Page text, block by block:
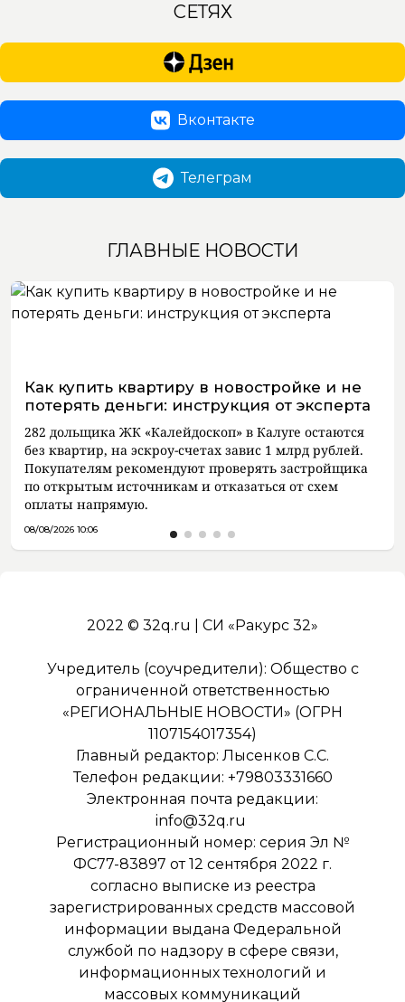
СЕТЯХ
Вконтакте
Телеграм
ГЛАВНЫЕ НОВОСТИ
Как купить квартиру в новостройке и не
потерять деньги: инструкция от эксперта
282 дольщика ЖК «Калейдоскоп» в Калуге остаются
без квартир, на эскроу-счетах завис 1 млрд рублей.
Покупателям рекомендуют проверять застройщика
по открытым источникам и отказаться от схем
оплаты напрямую.
08/08/2026 10:06
2022 © 32q.ru | СИ «Ракурс 32»
Учредитель (соучредители): Общество с
ограниченной ответственностью
«РЕГИОНАЛЬНЫЕ НОВОСТИ» (ОГРН
1107154017354)
Главный редактор: Лысенков С.С.
Телефон редакции: +79803331660
Электронная почта редакции:
info@32q.ru
Регистрационный номер: серия Эл №
ФС77-83897 от 12 сентября 2022 г.
согласно выписке из реестра
зарегистрированных средств массовой
информации выдана Федеральной
службой по надзору в сфере связи,
информационных технологий и
массовых коммуникаций